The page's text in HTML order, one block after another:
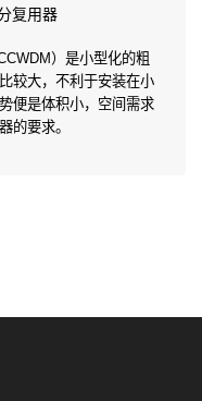
复用器
）是小型化的粗
较大，不利于安装在小
便是体积小，空间需求
的要求。